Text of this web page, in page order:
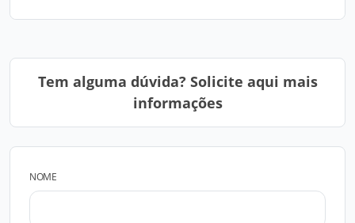
Tem alguma dúvida? Solicite aqui mais
informações
NOME